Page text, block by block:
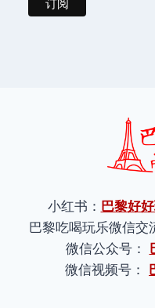
小红书： 巴黎好
巴黎吃喝玩乐微信交
微信公众号：
微信视频号：